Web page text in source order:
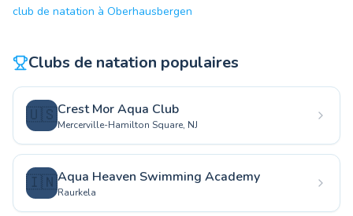
club de natation à Oberhausbergen
Clubs de natation populaires
🇺🇸Crest Mor Aqua Club
Mercerville-Hamilton Square, NJ
🇮🇳Aqua Heaven Swimming Academy
Raurkela